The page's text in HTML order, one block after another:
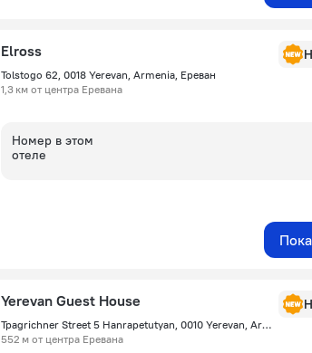
Elross
Tolstogo 62, 0018 Yerevan, Armenia, Ереван
1,3 км от центра Еревана
Номер в этом
отеле
Yerevan Guest House
Tpagrichner Street 5 Hanrapetutyan, 0010 Yerevan, Armenia, Ереван
552 м от центра Еревана